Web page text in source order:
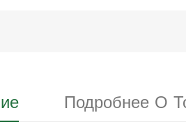
Подробнее О